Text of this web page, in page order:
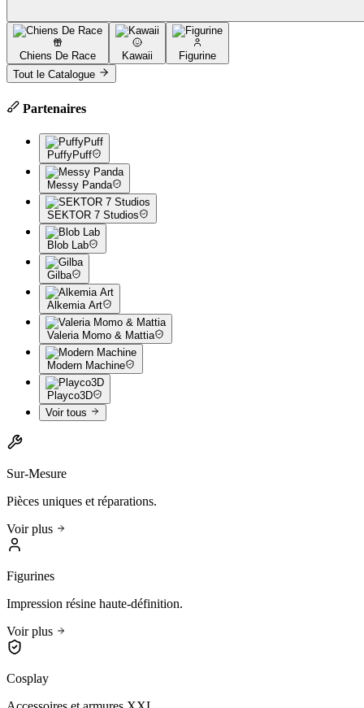
Chiens De Race Kawaii
Figurine
Tout le Catalogue
Partenaires
PuffyPuff
Messy Panda
SEKTOR 7 Studios
Blob Lab
Gilba
Alkemia Art
Valeria Momo & Mattia
Modern Machine
Playco3D
Voir tous
Sur-Mesure
Pièces uniques et réparations.
Voir plus
Figurines
Impression résine haute-définition.
Voir plus
Cosplay